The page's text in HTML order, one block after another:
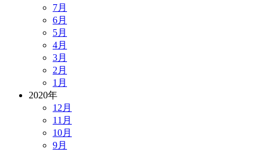
7月
6月
5月
4月
3月
2月
1月
2020年
12月
11月
10月
9月